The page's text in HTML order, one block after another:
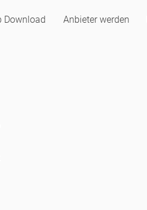
Download Anbieter werden